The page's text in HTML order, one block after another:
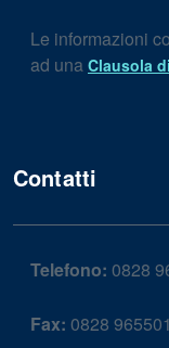
Le informazioni
ad una Clausola
Contatti
Telefono: 0828
Fax: 0828 965501